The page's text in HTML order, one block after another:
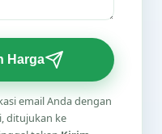
Harga
email Anda dengan
ditujukan ke